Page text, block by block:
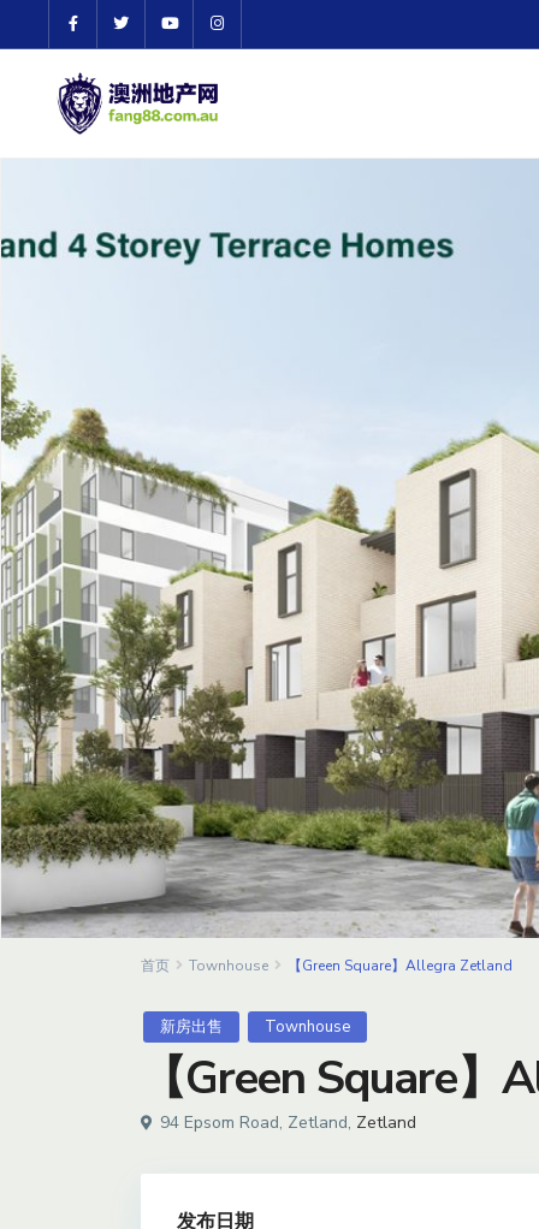
首页 Townhouse 【Green Square】Allegra Zetland
新房出售 Townhouse
【Green Square
94 Epsom Road, Zetland, Zetland
发布日期